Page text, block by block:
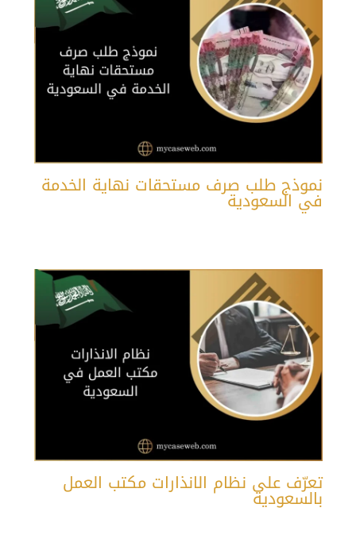
نموذج طلب صرف مستحقات نهاية الخدمة
في السعودية
تعرّف على نظام الانذارات مكتب العمل
بالسعودية